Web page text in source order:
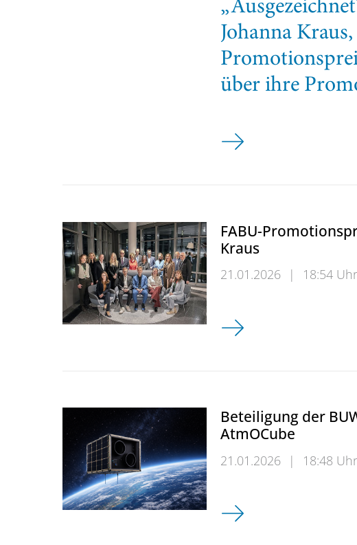
Johanna
über ihre
Dr. Johanna Kraus
FABU-
Kraus
21.01.2026 | 18:54 Uhr
FABU-Promotionspreis
Beteiligung der
AtmOCube
21.01.2026 | 18:48 Uhr
Beteiligung der BUW